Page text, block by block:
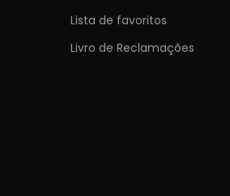
Lista de favoritos
Livro de Reclamações